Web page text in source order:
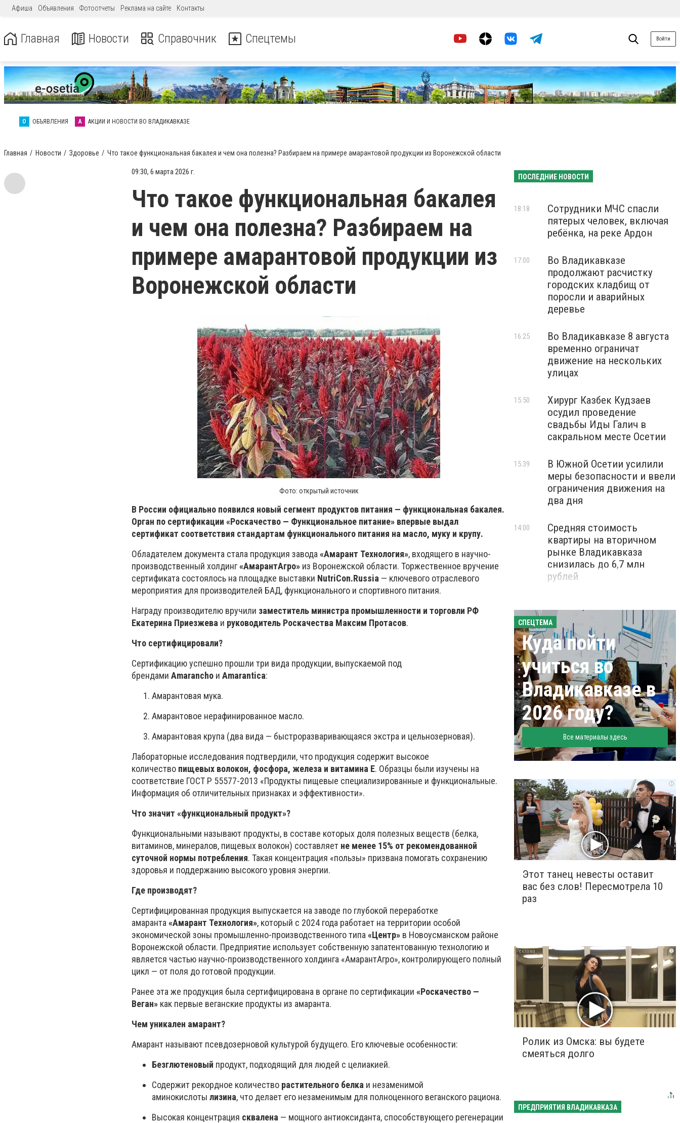
Афиша Объявления Фотоотчеты Реклама на сайте Контакты
Главная Новости Справочник Спецтемы Войти
О ОБЪЯВЛЕНИЯ А АКЦИИ И НОВОСТИ ВО ВЛАДИКАВКАЗЕ
Главная Новости Здоровье Что такое функциональная бакалея и чем она полезна? Разбираем на примере амарантовой продукции из Воронежской области
09:30, 6 марта 2026 г.
Что такое функциональная бакалея
и чем она полезна? Разбираем на
примере амарантовой продукции из
Воронежской области
Фото: открытый источник
В России официально появился новый сегмент продуктов питания — функциональная бакалея.
Орган по сертификации «Роскачество — Функциональное питание» впервые выдал
сертификат соответствия стандартам функционального питания на масло, муку и крупу.
Обладателем документа стала продукция завода «Амарант Технология», входящего в научно-
производственный холдинг«АмарантАгро» из Воронежской области. Торжественное вручение
сертификата состоялось на площадке выставки NutriCon.Russia — ключевого отраслевого
мероприятия для производителей БАД, функционального и спортивного питания.
Награду производителю вручили заместитель министра промышленности и торговли РФ
Екатерина Приезжева и руководитель Роскачества Максим Протасов.
Что сертифицировали?
Сертификацию успешно прошли три вида продукции, выпускаемой под
брендами Amarancho и Amarantica:
Амарантовая мука.
Амарантовое нерафинированное масло.
Амарантовая крупа (два вида — быстроразваривающаяся экстра и цельнозерновая).
Лабораторные исследования подтвердили, что продукция содержит высокое
количество пищевых волокон, фосфора, железа и витамина Е. Образцы были изучены на
соответствие ГОСТ Р 55577-2013 «Продукты пищевые специализированные и функциональные.
Информация об отличительных признаках и эффективности».
Что значит «функциональный продукт»?
Функциональными называют продукты, в составе которых доля полезных веществ (белка,
витаминов, минералов, пищевых волокон) составляет не менее 15% от рекомендованной
суточной нормы потребления. Такая концентрация «пользы» призвана помогать сохранению
здоровья и поддержанию высокого уровня энергии.
Где производят?
Сертифицированная продукция выпускается на заводе по глубокой переработке
амаранта «Амарант Технология», который с 2024 года работает на территории особой
экономической зоны промышленно-производственного типа «Центр» в Новоусманском районе
Воронежской области. Предприятие использует собственную запатентованную технологию и
является частью научно-производственного холдинга «АмарантАгро», контролирующего полный
цикл — от поля до готовой продукции.
Ранее эта же продукция была сертифицирована в органе по сертификации «Роскачество —
Веган» как первые веганские продукты из амаранта.
Чем уникален амарант?
Амарант называют псевдозерновой культурой будущего. Его ключевые особенности:
Безглютеновый продукт, подходящий для людей с целиакией.
Содержит рекордное количество растительного белка и незаменимой
аминокислоты лизина, что делает его незаменимым для полноценного веганского рациона.
Высокая концентрация сквалена — мощного антиоксиданта, способствующего регенерации
ПОСЛЕДНИЕ НОВОСТИ
Сотрудники МЧС спасли
пятерых человек, включая
ребёнка, на реке Ардон
18:18
Во Владикавказе
продолжают расчистку
городских кладбищ от
поросли и аварийных
деревье
17:00
Во Владикавказе 8 августа
временно ограничат
движение на нескольких
улицах
16:25
Хирург Казбек Кудзаев
осудил проведение
свадьбы Иды Галич в
сакральном месте Осетии
15:50
В Южной Осетии усилили
меры безопасности и ввели
ограничения движения на
два дня
15:39
Средняя стоимость
квартиры на вторичном
рынке Владикавказа
снизилась до 6,7 млн
рублей
14:00
СПЕЦТЕМА
Куда пойти
учиться во
Владикавказе в
2026 году?
Все материалы здесь
i
Этот танец невесты оставит
вас без слов! Пересмотрела 10
раз
i
Ролик из Омска: вы будете
смеяться долго
ПРЕДПРИЯТИЯ ВЛАДИКАВКАЗА